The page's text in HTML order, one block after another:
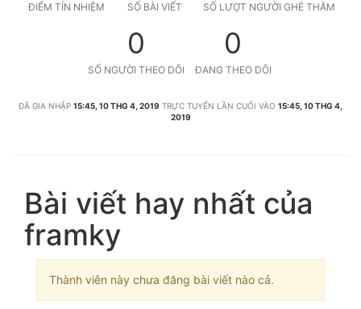
ĐIỂM TÍN NHIỆM SỐ BÀI VIẾT SỐ LƯỢT NGƯỜI GHÉ THĂM
0
SỐ NGƯỜI THEO DÕI
0
ĐANG THEO DÕI
ĐÃ GIA NHẬP 15:45, 10 THG 4, 2019 TRỰC TUYẾN LẦN CUỐI VÀO 15:45, 10 THG 4,
2019
Bài viết hay nhất của
framky
Thành viên này chưa đăng bài viết nào cả.